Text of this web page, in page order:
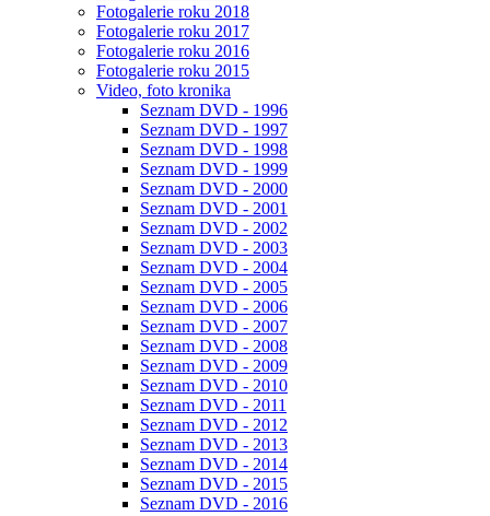
Fotogalerie roku 2018
Fotogalerie roku 2017
Fotogalerie roku 2016
Fotogalerie roku 2015
Video, foto kronika
Seznam DVD - 1996
Seznam DVD - 1997
Seznam DVD - 1998
Seznam DVD - 1999
Seznam DVD - 2000
Seznam DVD - 2001
Seznam DVD - 2002
Seznam DVD - 2003
Seznam DVD - 2004
Seznam DVD - 2005
Seznam DVD - 2006
Seznam DVD - 2007
Seznam DVD - 2008
Seznam DVD - 2009
Seznam DVD - 2010
Seznam DVD - 2011
Seznam DVD - 2012
Seznam DVD - 2013
Seznam DVD - 2014
Seznam DVD - 2015
Seznam DVD - 2016